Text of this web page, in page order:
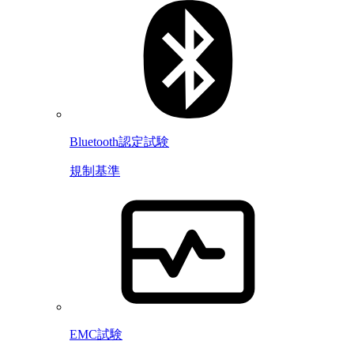
Bluetooth認定試験
規制基準
EMC試験